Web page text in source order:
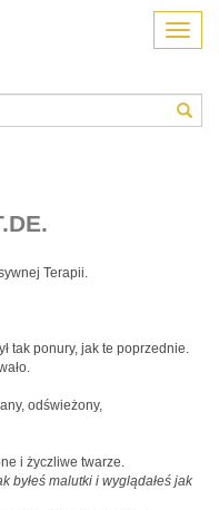
Menu
Terapii.
tak ponury, jak te poprzednie.
odświeżony,
i życzliwe twarze.
byłeś malutki i wyglądałeś jak